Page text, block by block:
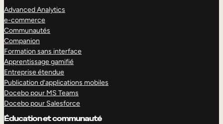
Advanced Analytics
e-commerce
Communautés
Companion
Formation sans interface
Apprentissage gamifié
Entreprise étendue
Publication d’applications mobiles
Docebo pour MS Teams
Docebo pour Salesforce
Éducation et communauté